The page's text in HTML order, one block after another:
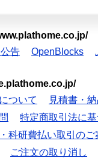
告 OpenBlocks
ついて
見積書・
特定商取引法に
科研費払い取引のご
ご注文の取り消し